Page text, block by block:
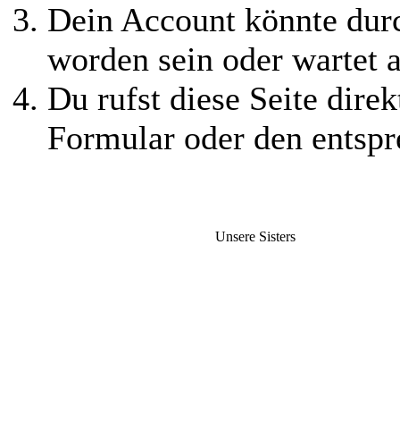
Dein Account könnte
worden sein oder wartet
Du rufst diese Seite
Formular oder den
Unsere Sisters